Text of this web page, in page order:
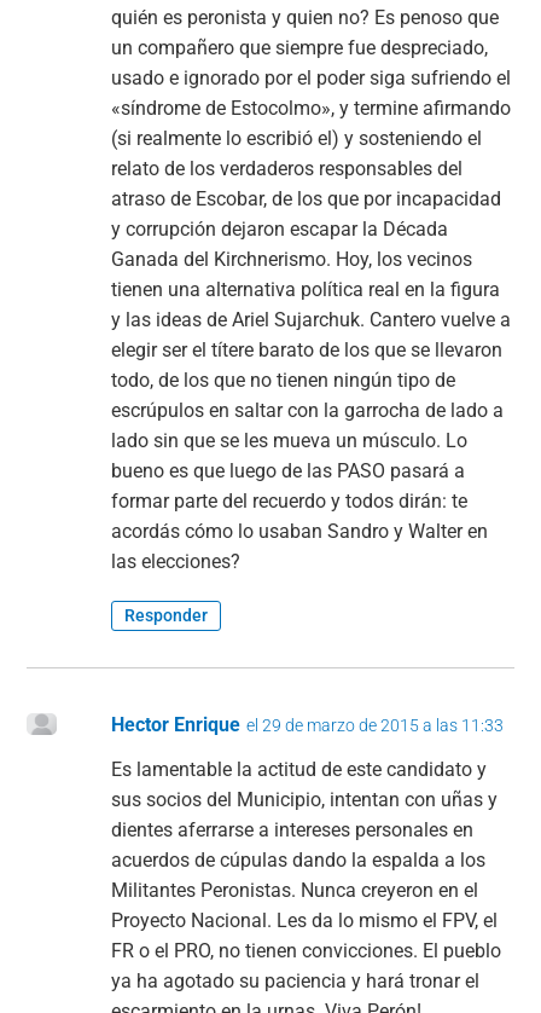
quién es peronista y quien no? Es penoso que
un compañero que siempre fue despreciado,
usado e ignorado por el poder siga sufriendo el
«síndrome de Estocolmo», y termine afirmando
(si realmente lo escribió el) y sosteniendo el
relato de los verdaderos responsables del
atraso de Escobar, de los que por incapacidad
y corrupción dejaron escapar la Década
Ganada del Kirchnerismo. Hoy, los vecinos
tienen una alternativa política real en la figura
y las ideas de Ariel Sujarchuk. Cantero vuelve a
elegir ser el títere barato de los que se llevaron
todo, de los que no tienen ningún tipo de
escrúpulos en saltar con la garrocha de lado a
lado sin que se les mueva un músculo. Lo
bueno es que luego de las PASO pasará a
formar parte del recuerdo y todos dirán: te
acordás cómo lo usaban Sandro y Walter en
las elecciones?
Responder
Hector Enrique el 29 de marzo de 2015 a las 11:33
Es lamentable la actitud de este candidato y
sus socios del Municipio, intentan con uñas y
dientes aferrarse a intereses personales en
acuerdos de cúpulas dando la espalda a los
Militantes Peronistas. Nunca creyeron en el
Proyecto Nacional. Les da lo mismo el FPV, el
FR o el PRO, no tienen convicciones. El pueblo
ya ha agotado su paciencia y hará tronar el